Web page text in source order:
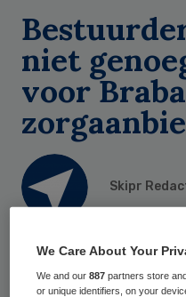
niet
voor
Skipr
We Care About Your
We and our887 partners store
or unique identifiers, on your